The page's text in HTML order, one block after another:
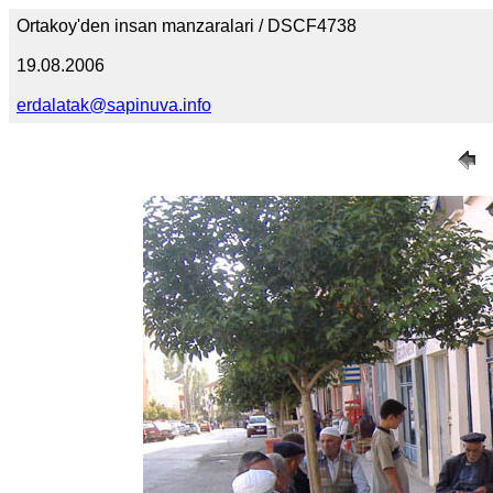
Ortakoy'den insan manzaralari / DSCF4738
19.08.2006
erdalatak@sapinuva.info